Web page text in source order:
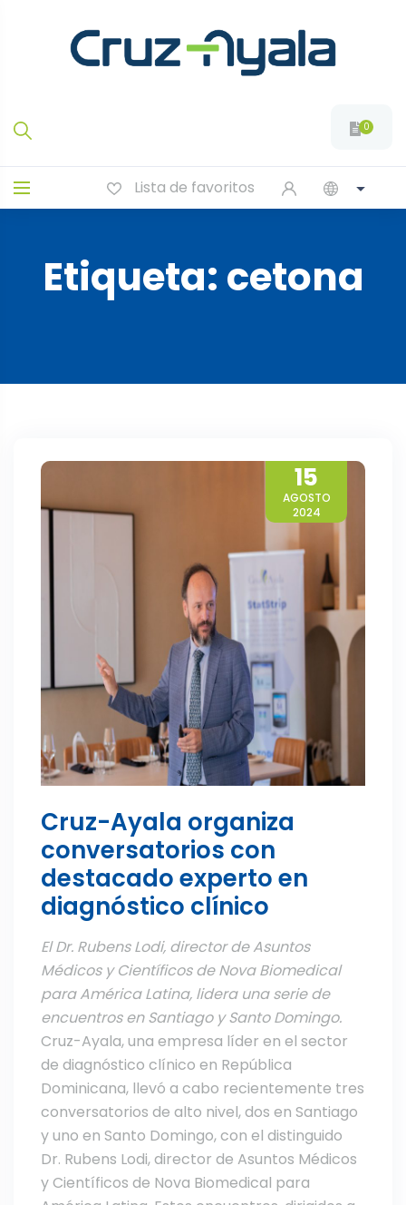
0
Lista de favoritos
Etiqueta: cetona
15
AGOSTO
2024
Cruz-Ayala organiza
conversatorios con
destacado experto en
diagnóstico clínico
El Dr. Rubens Lodi, director de Asuntos
Médicos y Científicos de Nova Biomedical
para América Latina, lidera una serie de
encuentros en Santiago y Santo Domingo.
Cruz-Ayala, una empresa líder en el sector
de diagnóstico clínico en República
Dominicana, llevó a cabo recientemente tres
conversatorios de alto nivel, dos en Santiago
y uno en Santo Domingo, con el distinguido
Dr. Rubens Lodi, director de Asuntos Médicos
y Científicos de Nova Biomedical para